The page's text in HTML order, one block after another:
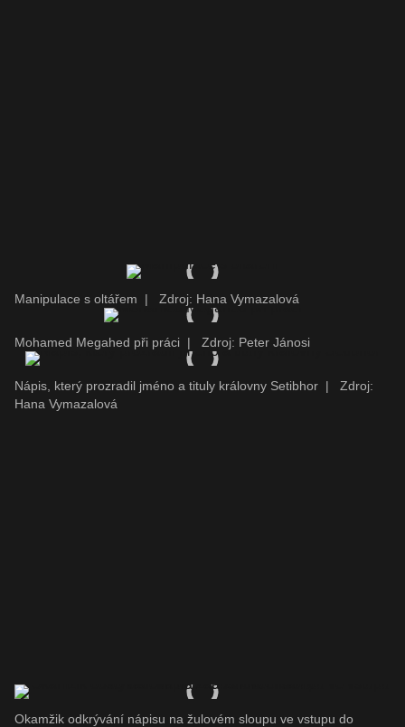
Manipulace s oltářem | Zdroj: Hana Vymazalová
Mohamed Megahed při práci | Zdroj: Peter Jánosi
Nápis, který prozradil jméno a tituly královny Setibhor |
Zdroj:
Hana Vymazalová
Okamžik odkrývání nápisu na žulovém sloupu ve vstupu do